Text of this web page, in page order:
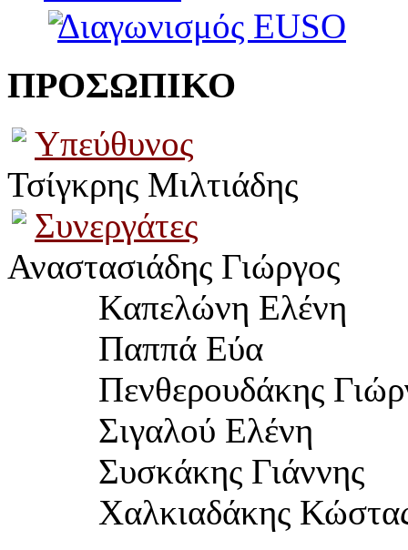
Διαγωνισμός EUSO
ΠΡΟΣΩΠΙΚΟ
Υπεύθυνος
Τσίγκρης Μιλτιάδης
Συνεργάτες
Αναστασιάδης Γιώργος
Καπελώνη Ελένη
Παππά Εύα
	  Πενθερουδ
άκης
Σιγαλού Ελένη
Συσκάκης Γιάννης
Χαλκιαδάκης